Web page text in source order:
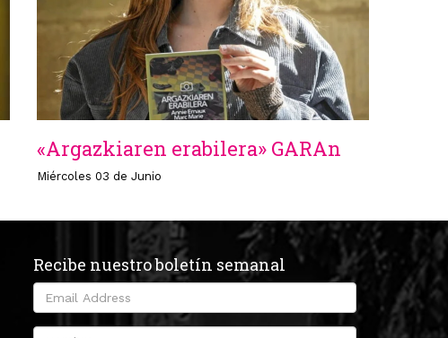
«Argazkiaren erabilera» GARAn
Miércoles 03 de Junio
Recibe nuestro boletín semanal